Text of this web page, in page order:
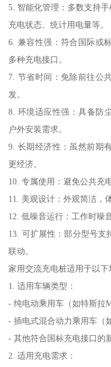
5. 智能化管理：多数支持
充电状态、统计用电量等。
6. 兼容性强：符合国际或
多种充电接口。
7. 节省时间：免除前往公
发。
8. 环境适应性强：具备防
户外安装需求。
9. 长期经济性：虽然前期
更经济。
10. 专属使用：避免公共充
11. 美观设计：外观简洁，
12. 低噪音运行：工作时噪
13. 可扩展性：部分型号支
联动。
家用交流充电桩适用于以下
1. 适用车辆类型：
- 纯电动乘用车（如特斯拉
- 插电式混合动力乘用车（
- 其他符合国标充电接口的
2. 适用充电需求：